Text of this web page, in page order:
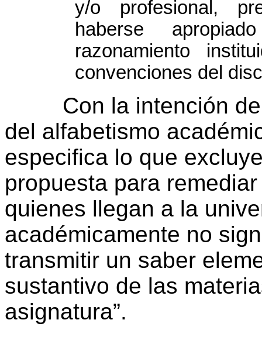
y/o profesional,
haberse
razonamiento
convenciones del
Con la intención de
del alfabetismo
especifica lo que
propuesta para
quienes llegan a la
académicamente no
transmitir un saber
sustantivo de las
asignatura”.